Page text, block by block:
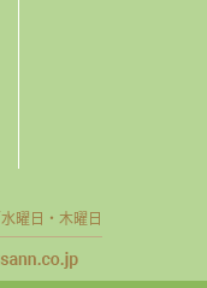
曜日・木曜日